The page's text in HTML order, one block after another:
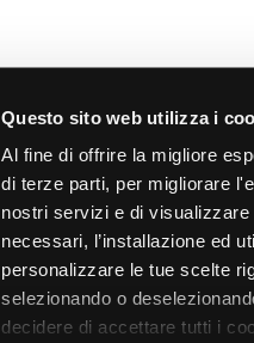
Questo sito web utilizza i
Al fine di offrire la migliore
di terze parti, per migliorare
nostri servizi e di
necessari, l’installazione ed
personalizzare le tue scelte
selezionando o
decidere di accettare tutti i